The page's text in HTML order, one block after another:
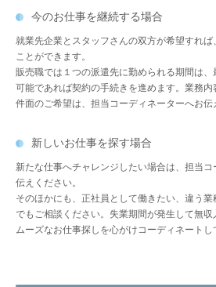
今のお仕事を継続する場合
就業先企業とスタッフさんの双方が希望すれ
ことができます。
販売職では１つの派遣先に勤められる期間は
可能であれば契約の手続きを進めます。業務
件面のご希望は、担当コーディネーターへお伝
新しいお仕事を探す場合
新たな仕事へチャレンジしたい場合は、担当
伝えください。
そのほかにも、正社員として働きたい、違う
でもご相談ください。失業期間が発生して無
ムーズなお仕事探しを心がけコーディネートし